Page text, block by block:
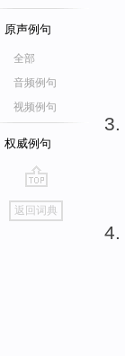
原声例句
全部
音频例句
视频例句
权威例句
go
top
返回词典